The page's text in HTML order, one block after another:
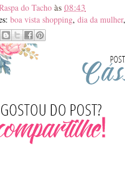
do Tacho às 08:43
boa vista shopping, dia da mulher,